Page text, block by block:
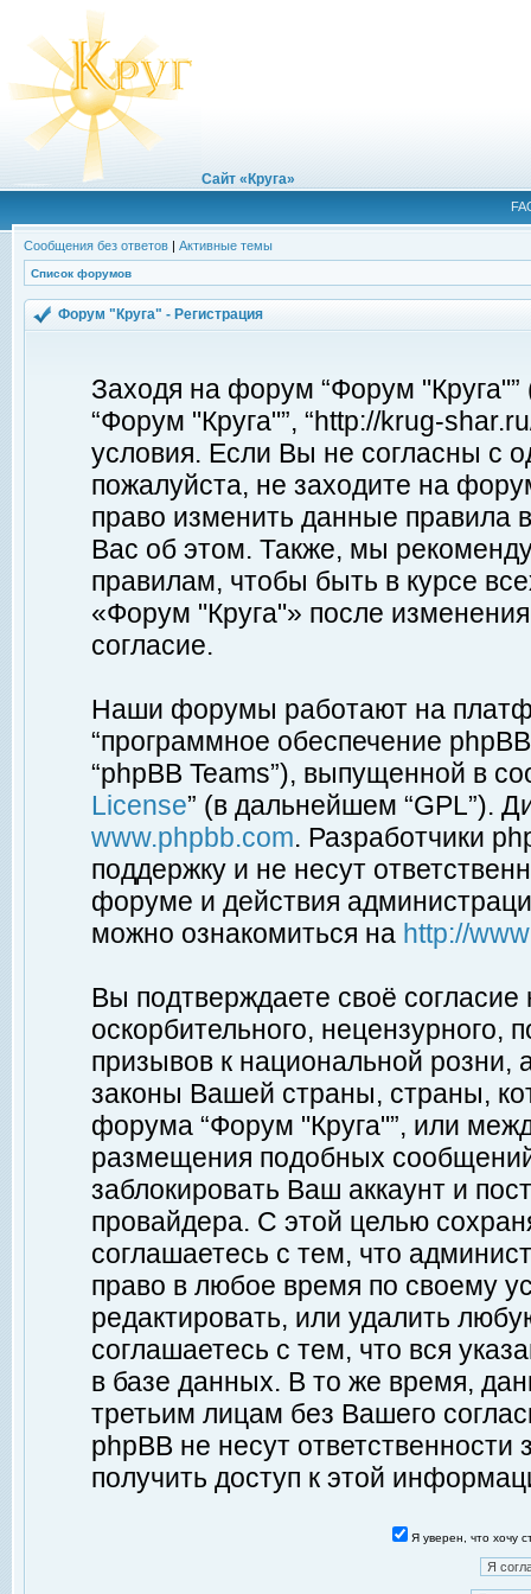
Сайт «Круга»
Сообщения без ответов | Активные темы
Список форумов
Форум "Круга" - Регистрация
Заходя на форум “Форум
“Форум "Круга"”, “http://krug-
условия. Если Вы не согласны с
пожалуйста, не заходите на
право изменить данные правила
Вас об этом. Также, мы
правилам, чтобы быть в курсе
«Форум "Круга"» после
согласие.
Наши форумы работают на
“программное обеспечение
“phpBB Teams”), выпущенной в
License” (в дальнейшем “GPL”).
www.phpbb.com. Разработчики
поддержку и не несут
форуме и действия
можно ознакомиться на http://
Вы подтверждаете своё
оскорбительного, нецензурного,
призывов к национальной
законы Вашей страны, страны,
форума “Форум "Круга"”, или
размещения подобных
заблокировать Ваш аккаунт и
провайдера. С этой целью
соглашаетесь с тем, что
право в любое время по своему
редактировать, или удалить
соглашаетесь с тем, что вся
в базе данных. В то же время,
третьим лицам без Вашего
phpBB не несут ответственности
получить доступ к этой
Я уверен, что хочу